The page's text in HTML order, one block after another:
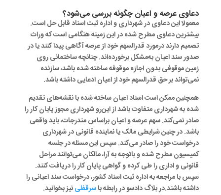
دعاوی عرصه و اعیان چگونه بررسی می‌شود؟
معمولا این دعاوی در شهرداری و اداره ثبت اسناد قابل حل است.
بیشترین دعاوی مطرح شده در این زمینه هنگامی است که وراث
تصمیم دارند درمورد قدرالسهم خود از عرصه آگاهی پیدا کنند یا در
صدور سند اعیان به‌مشکل برخورده‌اند. چنانچه ساختمانی روی
زمین موقوفی بدون اجازه موقوفه ساخته شده باشد، سازنده
نمی‌تواند بر حق قدرالسهم خود از اعیان ادعایی داشته باشد.
همچنین ممکن است اسناد اعیان ساخته شده با نقشه‌های تقدیم
شده به شهرداری متفاوت باشد از این‌رو شهرداری مجوز پایان کار را
صادر نمی‌کند. سهم عرصه و اعیان براساس مندرجات، باید واقعی
باشد. در چنین شرایطی مالک یا نماینده قانونی در شهرداری
درخواست خود را صادر می‌کند. سپس این مسئله در جلسه
کمیسیون مطرح شده و باتوجه به آرا، مالکان می‌توانند مراحل
قانونی و اداری را طی کرده و گواهی پایان کار را دریافت کنند.
سپس با مراجعه به اداره ثبت اسناد کشور، درخواست سند اعیانی را
داشته باشند.در بلاگ دادسو در رابطه باسرقفلینیز بخوانید.